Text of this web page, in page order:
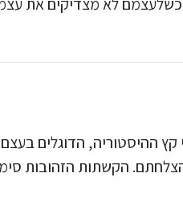
קץ ההיסטוריה, הדוגלים
הקשתות הזהובות